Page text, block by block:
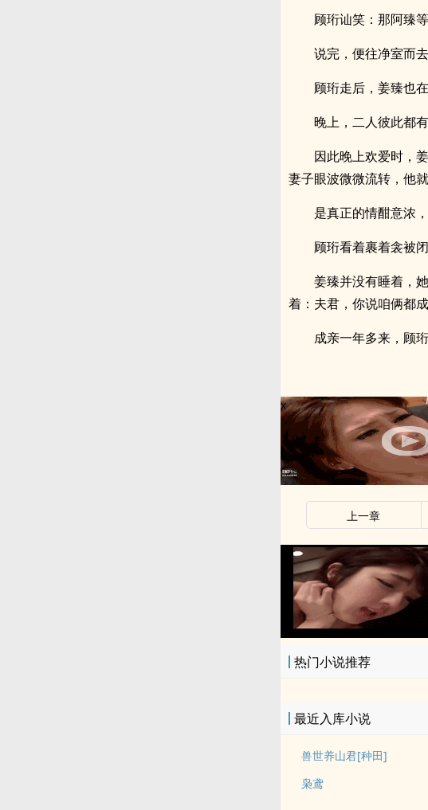
顾珩讪笑：那阿臻
说完，便往净室而去
顾珩走后，姜臻也
晚上，二人彼此都
因此晚上欢爱时，
妻子眼波微微流转，他
是真正的情酣意浓
顾珩看着裹着衾被
姜臻并没有睡着，
着：夫君，你说咱俩都
成亲一年多来，顾
x
上一章
热门小说推荐
最近入库小说
兽世养山君[种田]
枭鸢